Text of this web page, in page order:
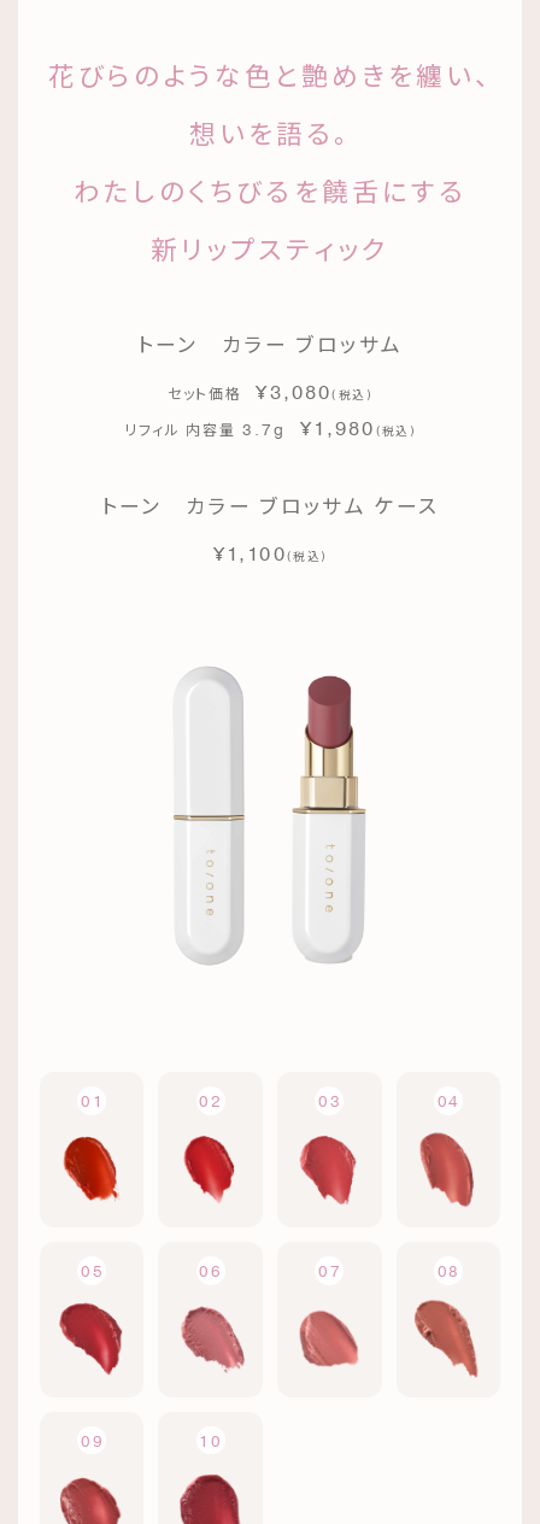
花びらのような色と艶めきを纏い、
想いを語る。
わたしのくちびるを饒舌にする
新リップスティック
トーン カラー ブロッサム
セット価格 ¥3,080( 税込 )
リフィル 内容量 3.7g ¥1,980 (税込 )
トーン カラー ブロッサム ケース
¥1,100(税込 )
01 02 03 04
05 06 07 08
09 10